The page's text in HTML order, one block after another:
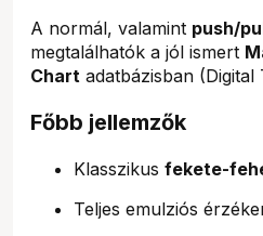
A normál, valamint push/
megtalálhatók a jól ismert
Chart adatbázisban (Digital
Főbb jellemzők
Klasszikus fekete-
Teljes emulziós